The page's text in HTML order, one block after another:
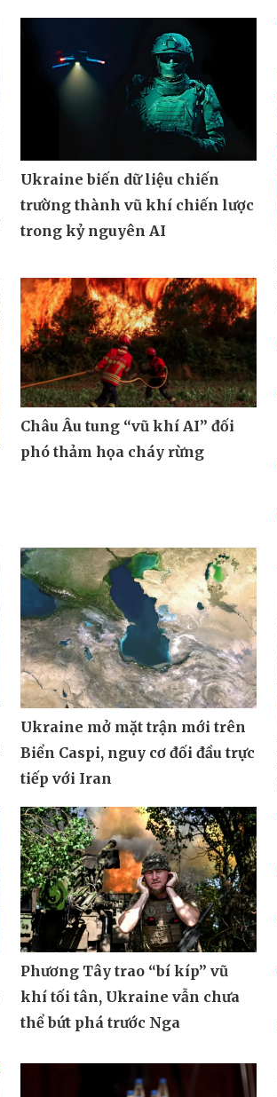
Ukraine biến dữ liệu chiến
trường thành vũ khí chiến lược
trong kỷ nguyên AI
Châu Âu tung “vũ khí AI” đối
phó thảm họa cháy rừng
Ukraine mở mặt trận mới trên
Biển Caspi, nguy cơ đối đầu trực
tiếp với Iran
Phương Tây trao “bí kíp” vũ
khí tối tân, Ukraine vẫn chưa
thể bứt phá trước Nga